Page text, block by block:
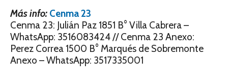
Más info: Cenma 23
Cenma 23: Julián Paz 1851 B° Villa Cabrera –
WhatsApp: 3516083424 // Cenma 23 Anexo:
Perez Correa 1500 B° Marqués de Sobremonte
Anexo – WhatsApp: 3517335001